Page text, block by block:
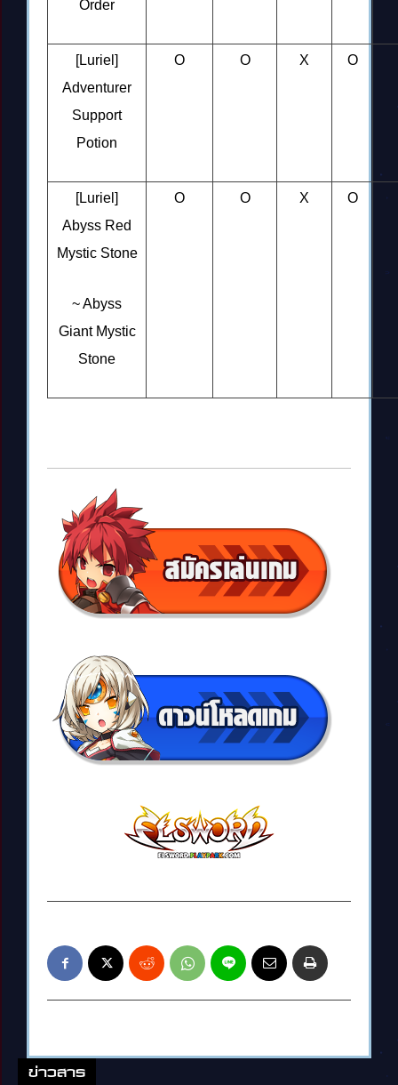
Order
[Luriel]
Adventurer
Support
Potion
O O X O
[Luriel]
Abyss Red
Mystic Stone
~ Abyss
Giant Mystic
Stone
O O X O
ข่าวสาร